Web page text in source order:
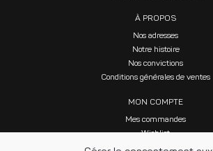
À PROPOS
Nos adresses
Notre histoire
Nos convictions
Conditions générales de ventes
MON COMPTE
Mes commandes
Wishlist